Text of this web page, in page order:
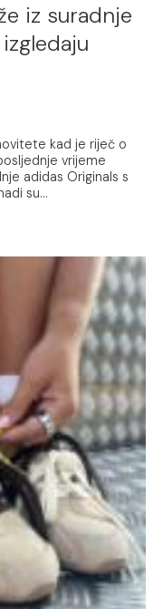
iz suradnje
kad je riječ o
vrijeme
adidas Originals s
su...